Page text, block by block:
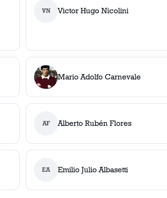
VN Victor Hugo Nicolini
Mario Adolfo Carnevale
AF Alberto Rubén Flores
EA Emilio Julio Albasetti